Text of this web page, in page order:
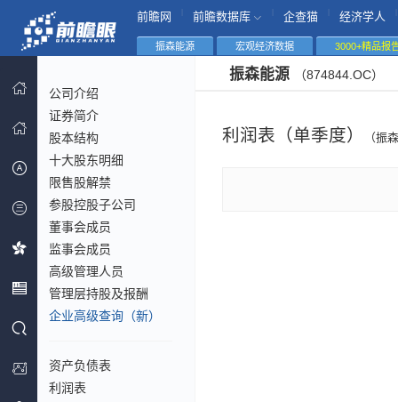
前瞻网 前瞻数据库 企查猫 经济学人
振森能源 宏观经济数据 3000+精品报
公司介绍
证券简介
股本结构
十大股东明细
限售股解禁
参股控股子公司
董事会成员
监事会成员
高级管理人员
管理层持股及报酬
企业高级查询（新）
资产负债表
利润表
振森能源 （874844.OC）
利润表（单季度） （振